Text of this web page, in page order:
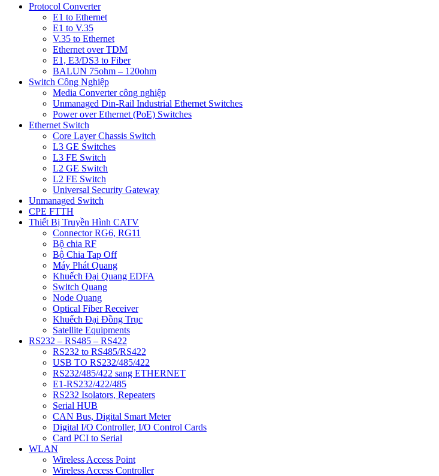
Protocol Converter
E1 to Ethernet
E1 to V.35
V.35 to Ethernet
Ethernet over TDM
E1, E3/DS3 to Fiber
BALUN 75ohm – 120ohm
Switch Công Nghiệp
Media Converter công nghiệp
Unmanaged Din-Rail Industrial Ethernet Switches
Power over Ethernet (PoE) Switches
Ethernet Switch
Core Layer Chassis Switch
L3 GE Switches
L3 FE Switch
L2 GE Switch
L2 FE Switch
Universal Security Gateway
Unmanaged Switch
CPE FTTH
Thiết Bị Truyền Hình CATV
Connector RG6, RG11
Bộ chia RF
Bộ Chia Tap Off
Máy Phát Quang
Khuếch Đại Quang EDFA
Switch Quang
Node Quang
Optical Fiber Receiver
Khuếch Đại Đồng Trục
Satellite Equipments
RS232 – RS485 – RS422
RS232 to RS485/RS422
USB TO RS232/485/422
RS232/485/422 sang ETHERNET
E1-RS232/422/485
RS232 Isolators, Repeaters
Serial HUB
CAN Bus, Digital Smart Meter
Digital I/O Controller, I/O Control Cards
Card PCI to Serial
WLAN
Wireless Access Point
Wireless Access Controller